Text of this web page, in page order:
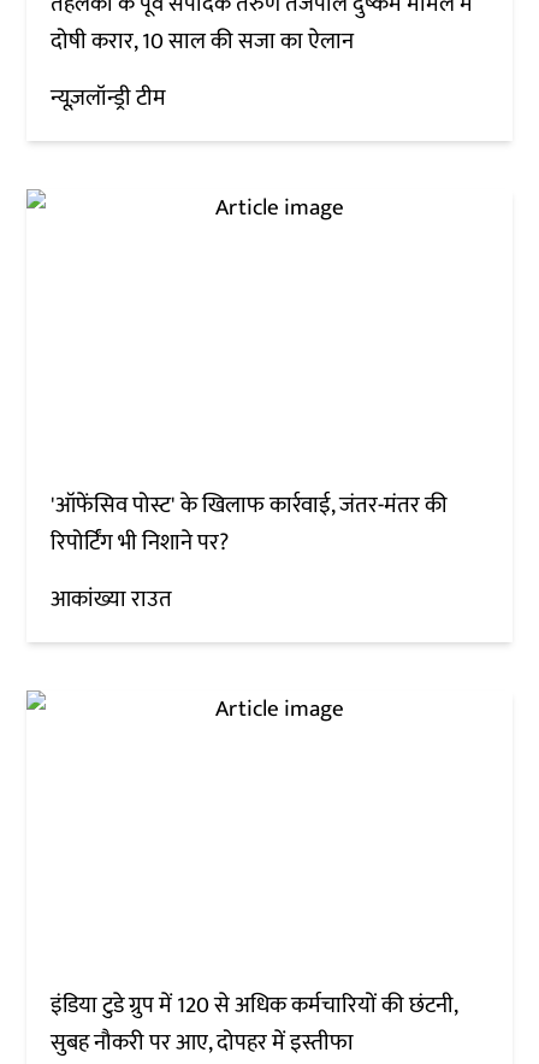
दोषी करार, 10 साल की सजा का ऐलान
न्यूज़लॉन्ड्री टीम
'ऑफेंसिव पोस्ट' के खिलाफ कार्रवाई, जंतर-मंतर की
रिपोर्टिंग भी निशाने पर?
आकांख्या राउत
इंडिया टुडे ग्रुप में 120 से अधिक कर्मचारियों की छंटनी,
सुबह नौकरी पर आए, दोपहर में इस्तीफा